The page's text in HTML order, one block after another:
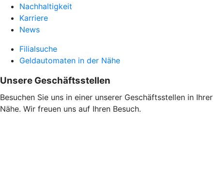
Nachhaltigkeit
Karriere
News
Filialsuche
Geldautomaten in der Nähe
Unsere Geschäftsstellen
Besuchen Sie uns in einer unserer Geschäftsstellen in Ihrer
Nähe. Wir freuen uns auf Ihren Besuch.